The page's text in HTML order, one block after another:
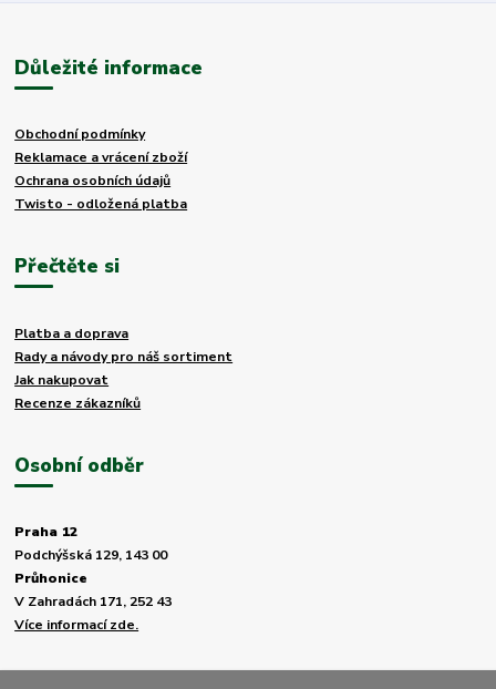
Důležité informace
Obchodní podmínky
Reklamace a vrácení zboží
Ochrana osobních údajů
Twisto - odložená platba
Přečtěte si
Platba a doprava
Rady a návody pro náš sortiment
Jak nakupovat
Recenze zákazníků
Osobní odběr
Praha 12
Podchýšská 129, 143 00
Průhonice
V Zahradách 171, 252 43
Více informací zde.